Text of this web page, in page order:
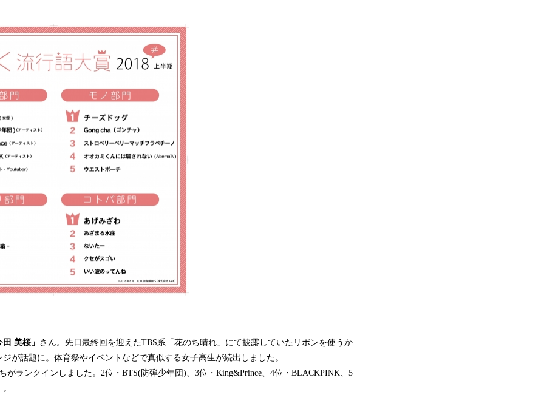
田 美桜」 さん。先日最終回を迎えたTBS系「花のち晴れ」にて披露していたリボンを使うか
が話題に。体育祭やイベントなどで真似する女子高生が続出しました。
がランクインしました。2位・BTS(防弾少年団)、3位・King&Prince、4位・BLACKPINK、5